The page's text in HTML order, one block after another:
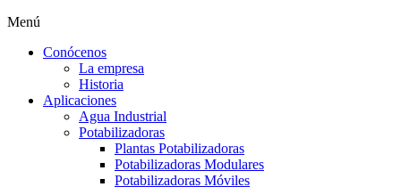
Menú
Conócenos
La empresa
Historia
Aplicaciones
Agua Industrial
Potabilizadoras
Plantas Potabilizadoras
Potabilizadoras Modulares
Potabilizadoras Móviles